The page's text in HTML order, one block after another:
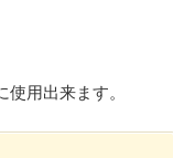
用出来ます。